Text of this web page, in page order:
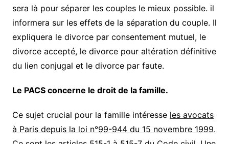
sera là pour séparer les couples le mieux possible. il
informera sur les effets de la séparation du couple. Il
expliquera le divorce par consentement mutuel, le
divorce accepté, le divorce pour altération définitive
du lien conjugal et le divorce par faute.
Le PACS concerne le droit de la famille.
Ce sujet crucial pour la famille intéresse les avocats
à Paris depuis la loi n°99-944 du 15 novembre 1999.